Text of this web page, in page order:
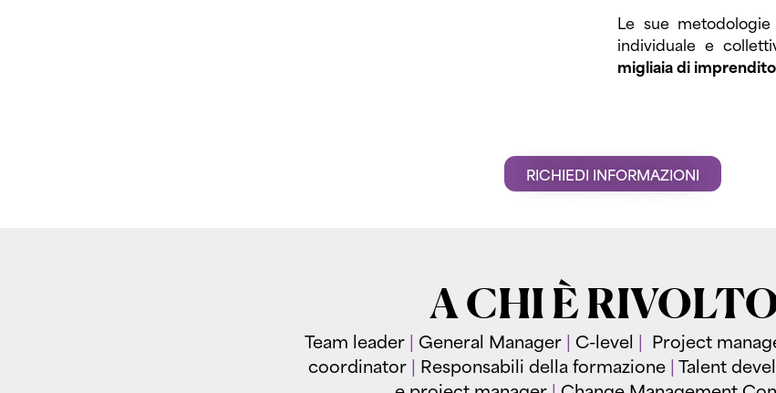
Le sue
individuale e
migliaia di
RICHIEDI INFORMAZIONI
A CHI È
Team leader | General Manager | C-level | Project
coordinator | Responsabili della formazione | Talent